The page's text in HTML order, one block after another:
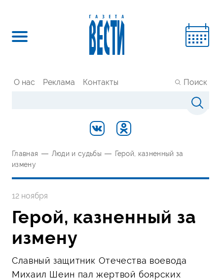
О нас Реклама Контакты Поиск
Главная — Люди и судьбы — Герой, казненный за
измену
12 ноября
Герой, казненный за
измену
Славный защитник Отечества воевода
Михаил Шеин пал жертвой боярских